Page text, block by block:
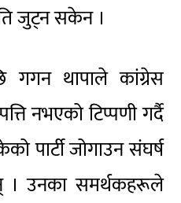
जुट्न सकेन ।
गगन थापाले कांग्रेस
नभएको टिप्पणी गर्दै
पार्टी जोगाउन संघर्ष
। उनका समर्थकहरूले